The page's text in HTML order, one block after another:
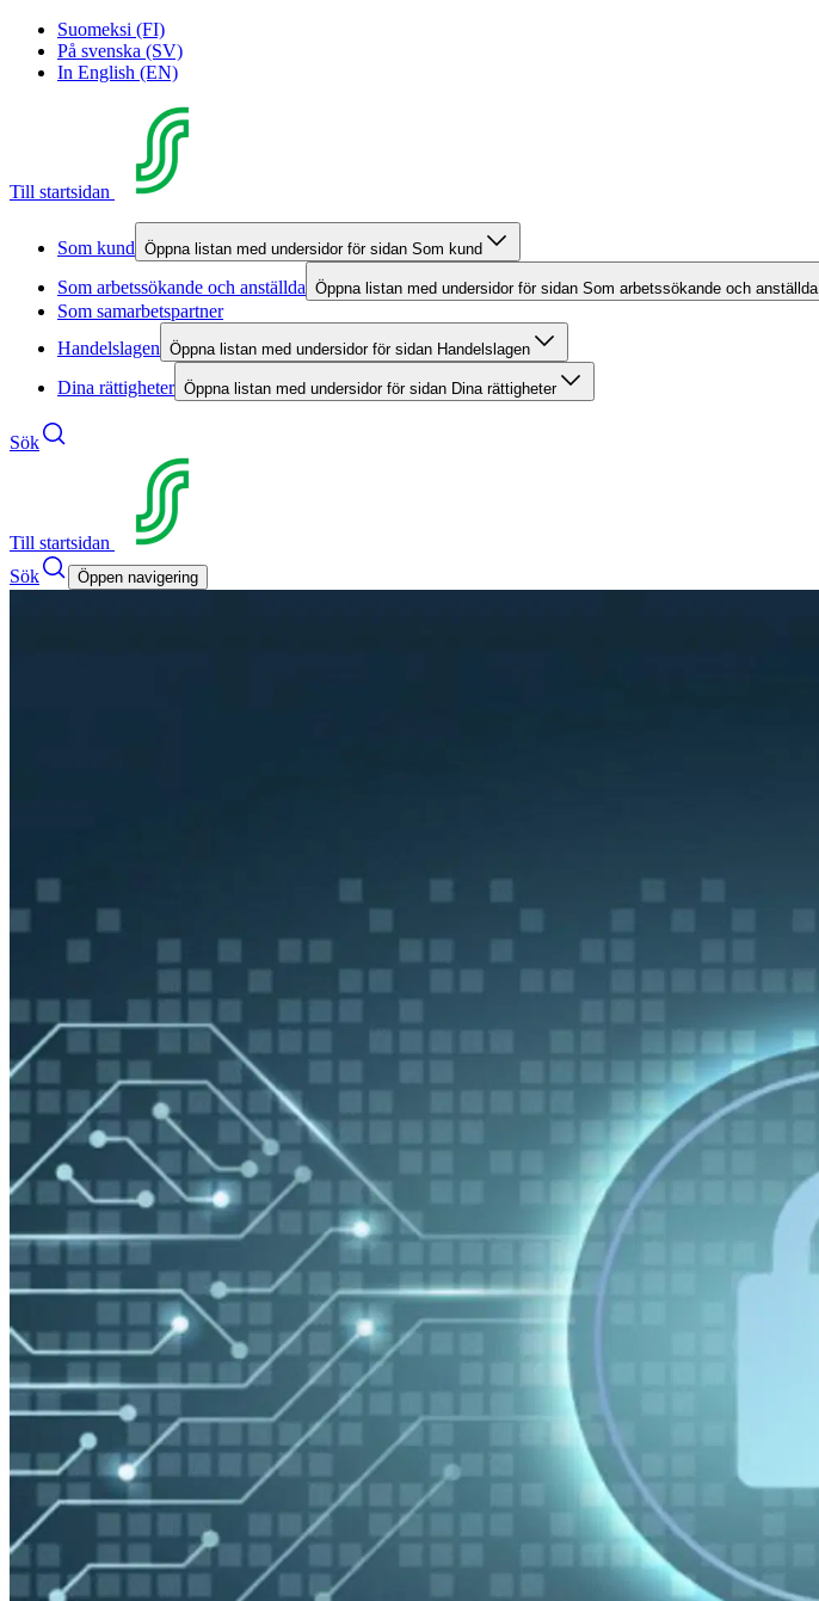
Suomeksi (FI)
På svenska (SV)
In English (EN)
Till startsidan
Som kund Öppna listan med undersidor för sidan Som kund
Som arbetssökande och anställda Öppna listan med undersidor för sidan Som arbetssökande och anställda
Som samarbetspartner
Handelslagen Öppna listan med undersidor för sidan Handelslagen
Dina rättigheter Öppna listan med undersidor för sidan Dina rättigheter
Sök
Till startsidan
Sök
Öppen navigering